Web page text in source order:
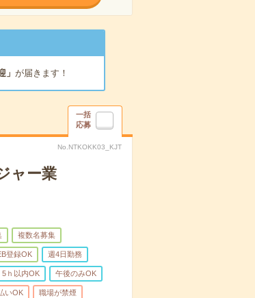
」 が届きます！
一括
応募
No.NTKOKK03_KJT
ャー業
複数名募集
登録OK 週4日勤務
5ｈ以内OK 午後のみOK
いOK 職場が禁煙